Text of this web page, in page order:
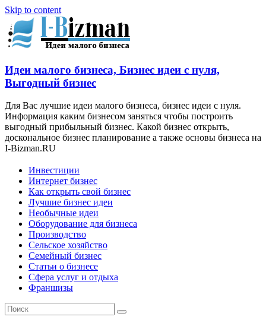
Skip to content
Идеи малого бизнеса, Бизнес идеи с нуля,
Выгодный бизнес
Для Вас лучшие идеи малого бизнеса, бизнес идеи с нуля.
Информация каким бизнесом заняться чтобы построить
выгодный прибыльный бизнес. Какой бизнес открыть,
доскональное бизнес планирование а также основы бизнеса на
I-Bizman.RU
Инвестиции
Интернет бизнес
Как открыть свой бизнес
Лучшие бизнес идеи
Необычные идеи
Оборудование для бизнеса
Производство
Сельское хозяйство
Семейный бизнес
Статьи о бизнесе
Сфера услуг и отдыха
Франшизы